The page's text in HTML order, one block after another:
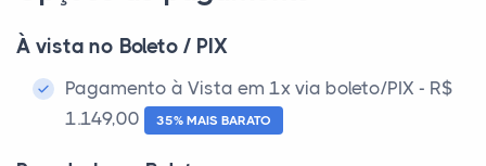
À vista no Boleto / PIX
Pagamento à Vista em 1x via boleto/PIX - R$
1.149,00
35% MAIS BARATO